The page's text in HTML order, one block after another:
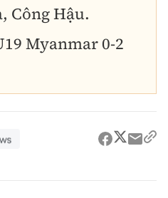
Công Hậu.
Myanmar 0-2